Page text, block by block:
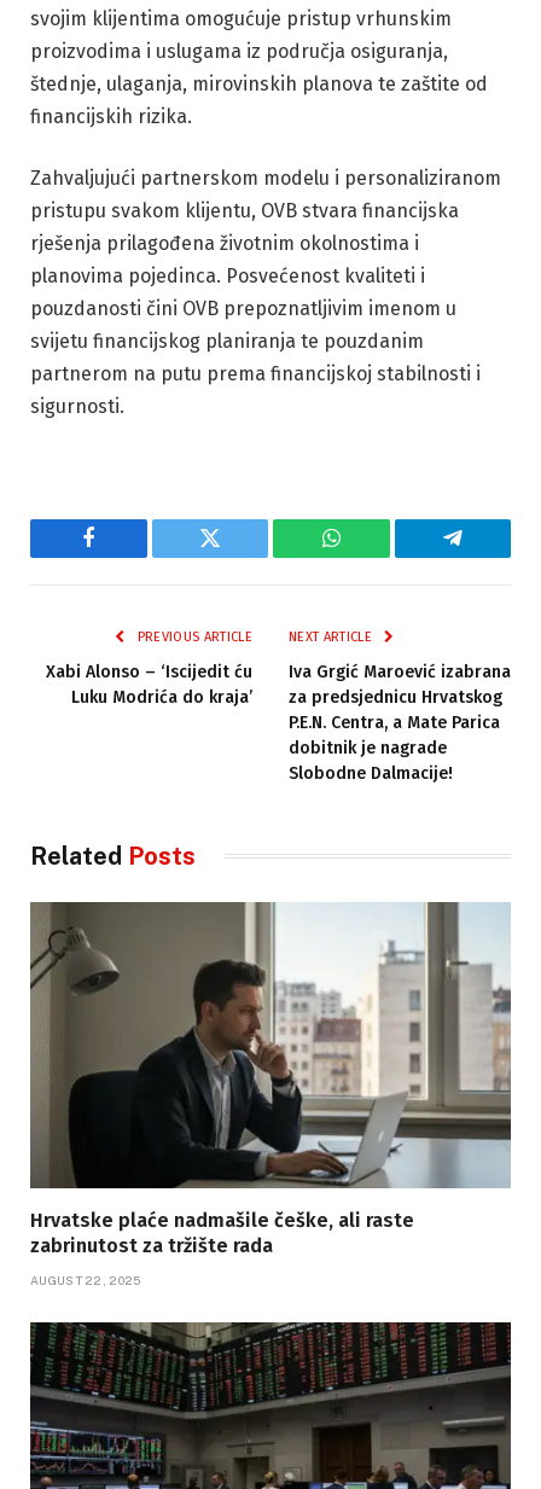
svojim klijentima omogućuje pristup vrhunskim
proizvodima i uslugama iz područja osiguranja,
štednje, ulaganja, mirovinskih planova te zaštite od
financijskih rizika.
Zahvaljujući partnerskom modelu i personaliziranom
pristupu svakom klijentu, OVB stvara financijska
rješenja prilagođena životnim okolnostima i
planovima pojedinca. Posvećenost kvaliteti i
pouzdanosti čini OVB prepoznatljivim imenom u
svijetu financijskog planiranja te pouzdanim
partnerom na putu prema financijskoj stabilnosti i
sigurnosti.
Facebook Twitter WhatsApp Telegram
PREVIOUS ARTICLE
Xabi Alonso – ‘Iscijedit ću
Luku Modrića do kraja’
NEXT ARTICLE
Iva Grgić Maroević izabrana
za predsjednicu Hrvatskog
P.E.N. Centra, a Mate Parica
dobitnik je nagrade
Slobodne Dalmacije!
Related Posts
Hrvatske plaće nadmašile češke, ali raste
zabrinutost za tržište rada
AUGUST 22, 2025